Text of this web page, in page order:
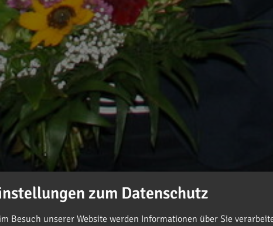
zum Datenschutz
Besuch unserer Website werden Informationen über Sie